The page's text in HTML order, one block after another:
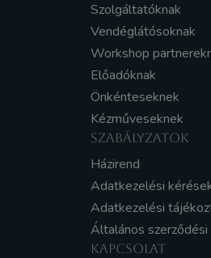
Szolgáltatóknak
Vendéglátósoknak
Workshop
Előadóknak
Önkénteseknek
Kézműveseknek
SZABÁLYZATOK
Házirend
Adatkezelési
Adatkezelési
Általános
KAPCSOLAT